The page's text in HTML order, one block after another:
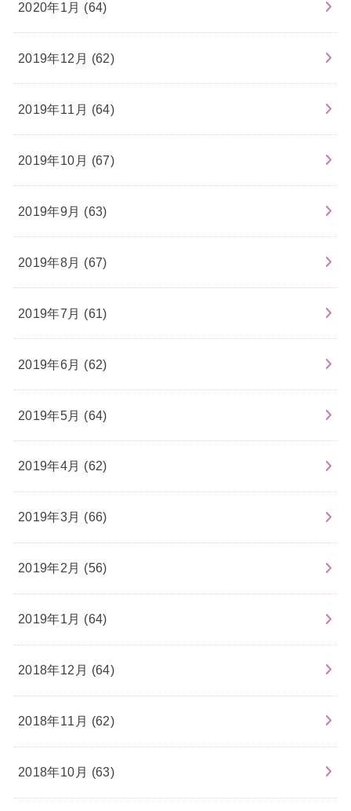
2020年1月 (64)
2019年12月 (62)
2019年11月 (64)
2019年10月 (67)
2019年9月 (63)
2019年8月 (67)
2019年7月 (61)
2019年6月 (62)
2019年5月 (64)
2019年4月 (62)
2019年3月 (66)
2019年2月 (56)
2019年1月 (64)
2018年12月 (64)
2018年11月 (62)
2018年10月 (63)